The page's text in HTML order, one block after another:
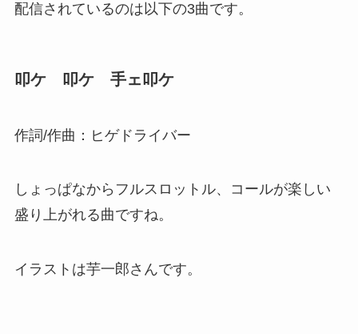
配信されているのは以下の3曲です。
叩ケ 叩ケ 手ェ叩ケ
作詞/作曲：ヒゲドライバー
しょっぱなからフルスロットル、コールが楽しい
盛り上がれる曲ですね。
イラストは芋一郎さんです。